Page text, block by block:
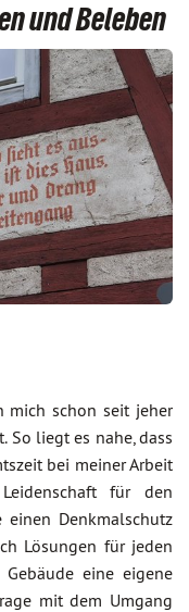
und Beleben
mich schon seit jeher
So liegt es nahe, dass
bei meiner Arbeit
für den
einen Denkmalschutz
Lösungen für jeden
eine eigene
mit dem Umgang